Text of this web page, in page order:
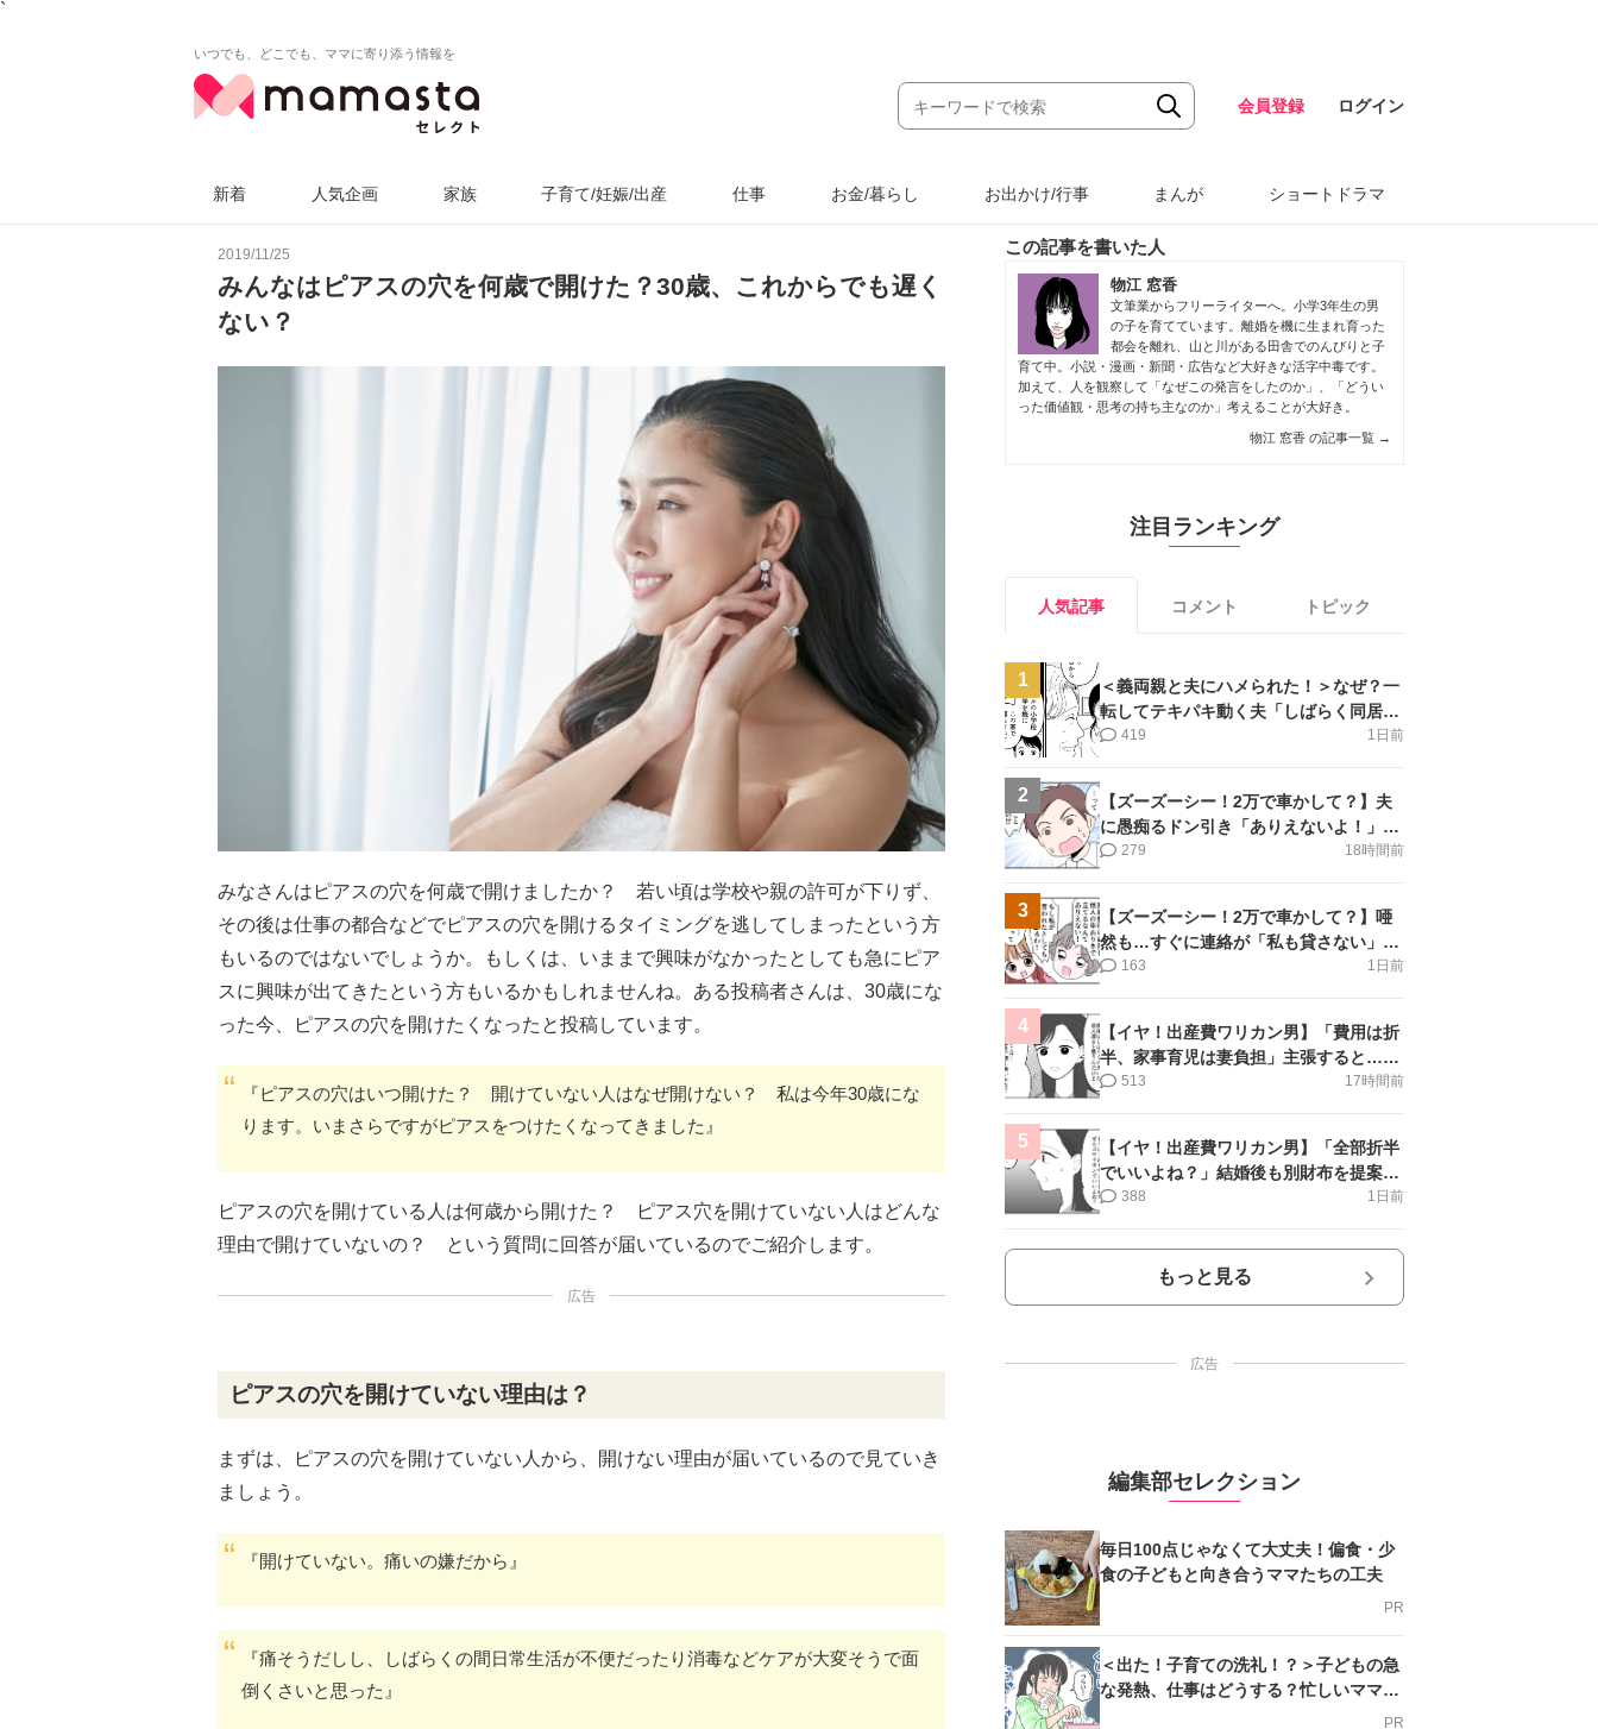
`
いつでも、どこでも、ママに寄り添う情報を
会員登録 ログイン
新着 人気企画 家族 子育て/妊娠/出産 仕事 お金/暮らし お出かけ/行事 まんが ショートドラマ
2019/11/25
みんなはピアスの穴を何歳で開けた？30歳、これからでも遅く
ない？
みなさんはピアスの穴を何歳で開けましたか？ 若い頃は学校や親の許可が下りず、
その後は仕事の都合などでピアスの穴を開けるタイミングを逃してしまったという方
もいるのではないでしょうか。もしくは、いままで興味がなかったとしても急にピア
スに興味が出てきたという方もいるかもしれませんね。ある投稿者さんは、30歳にな
った今、ピアスの穴を開けたくなったと投稿しています。
『ピアスの穴はいつ開けた？ 開けていない人はなぜ開けない？ 私は今年30歳にな
ります。いまさらですがピアスをつけたくなってきました』
ピアスの穴を開けている人は何歳から開けた？ ピアス穴を開けていない人はどんな
理由で開けていないの？ という質問に回答が届いているのでご紹介します。
広告
ピアスの穴を開けていない理由は？
まずは、ピアスの穴を開けていない人から、開けない理由が届いているので見ていき
ましょう。
『開けていない。痛いの嫌だから』
『痛そうだしし、しばらくの間日常生活が不便だったり消毒などケアが大変そうで面
倒くさいと思った』
この記事を書いた人
物江 窓香
文筆業からフリーライターへ。小学3年生の男
の子を育てています。離婚を機に生まれ育った
都会を離れ、山と川がある田舎でのんびりと子
育て中。小説・漫画・新聞・広告など大好きな活字中毒です。
加えて、人を観察して「なぜこの発言をしたのか」、「どうい
った価値観・思考の持ち主なのか」考えることが大好き。
物江 窓香 の記事一覧 →
注目ランキング
人気記事 コメント トピック
1
＜義両親と夫にハメられた！＞なぜ？一
転してテキパキ動く夫「しばらく同居」
提案され【第4話まんが】
1日前
419
2
【ズーズーシー！2万で車かして？】夫
に愚痴るドン引き「ありえないよ！」＜
第16話＞#4コマ母道場
18時間前
279
3
【ズーズーシー！2万で車かして？】唖
然も…すぐに連絡が「私も貸さない」＜
第15話＞#4コマ母道場
1日前
163
4
【イヤ！出産費ワリカン男】「費用は折
半、家事育児は妻負担」主張すると…＜
第11話＞#4コマ母道場
17時間前
513
5
【イヤ！出産費ワリカン男】「全部折半
でいいよね？」結婚後も別財布を提案＜
第10話＞#4コマ母道場
1日前
388
もっと見る
広告
編集部セレクション
毎日100点じゃなくて大丈夫！偏食・少
食の子どもと向き合うママたちの工夫
PR
＜出た！子育ての洗礼！？＞子どもの急
な発熱、仕事はどうする？忙しいママを
PR